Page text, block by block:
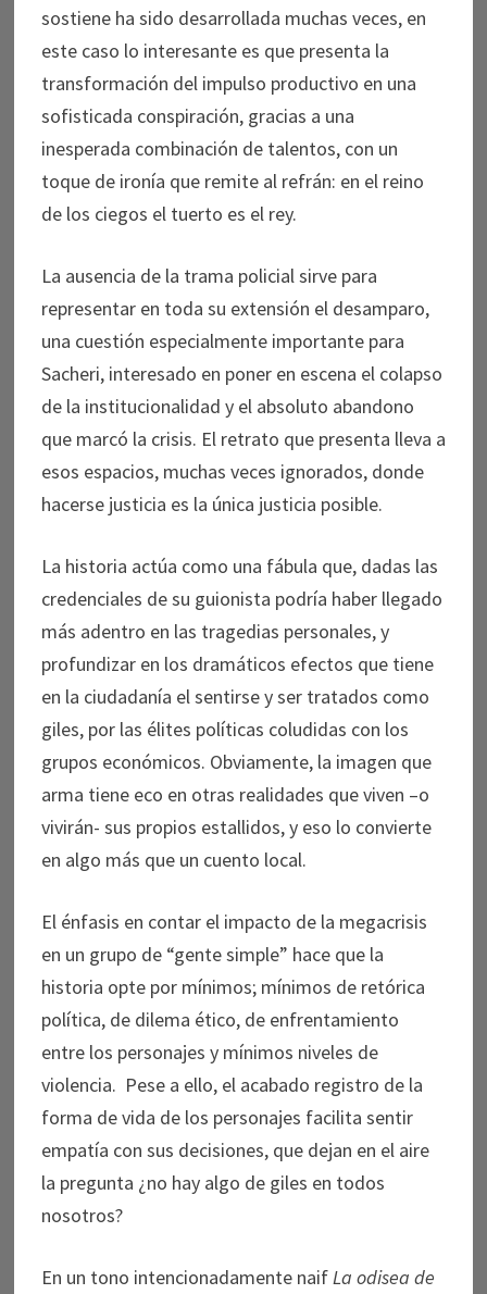
sostiene ha sido desarrollada muchas veces, en
este caso lo interesante es que presenta la
transformación del impulso productivo en una
sofisticada conspiración, gracias a una
inesperada combinación de talentos, con un
toque de ironía que remite al refrán: en el reino
de los ciegos el tuerto es el rey.
La ausencia de la trama policial sirve para
representar en toda su extensión el desamparo,
una cuestión especialmente importante para
Sacheri, interesado en poner en escena el colapso
de la institucionalidad y el absoluto abandono
que marcó la crisis. El retrato que presenta lleva a
esos espacios, muchas veces ignorados, donde
hacerse justicia es la única justicia posible.
La historia actúa como una fábula que, dadas las
credenciales de su guionista podría haber llegado
más adentro en las tragedias personales, y
profundizar en los dramáticos efectos que tiene
en la ciudadanía el sentirse y ser tratados como
giles, por las élites políticas coludidas con los
grupos económicos. Obviamente, la imagen que
arma tiene eco en otras realidades que viven –o
vivirán- sus propios estallidos, y eso lo convierte
en algo más que un cuento local.
El énfasis en contar el impacto de la megacrisis
en un grupo de “gente simple” hace que la
historia opte por mínimos; mínimos de retórica
política, de dilema ético, de enfrentamiento
entre los personajes y mínimos niveles de
violencia. Pese a ello, el acabado registro de la
forma de vida de los personajes facilita sentir
empatía con sus decisiones, que dejan en el aire
la pregunta ¿no hay algo de giles en todos
nosotros?
En un tono intencionadamente naifLa odisea de